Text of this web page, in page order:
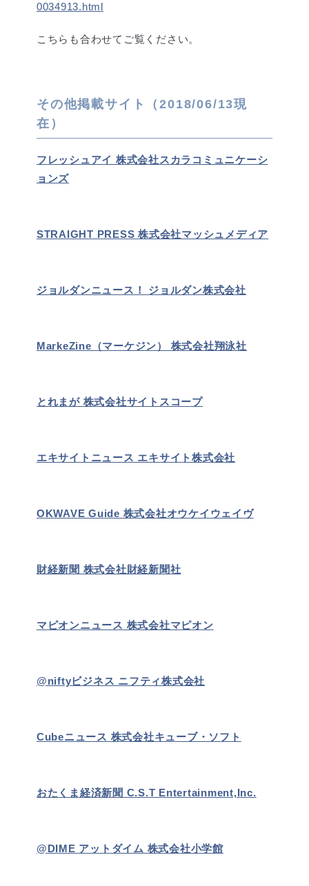
0034913.html
こちらも合わせてご覧ください。
その他掲載サイト（2018/06/13現
在）
フレッシュアイ 株式会社スカラコミュニケーシ
ョンズ
STRAIGHT PRESS 株式会社マッシュメディア
ジョルダンニュース！ ジョルダン株式会社
MarkeZine（マーケジン） 株式会社翔泳社
とれまが 株式会社サイトスコープ
エキサイトニュース エキサイト株式会社
OKWAVE Guide 株式会社オウケイウェイヴ
財経新聞 株式会社財経新聞社
マピオンニュース 株式会社マピオン
@niftyビジネス ニフティ株式会社
Cubeニュース 株式会社キューブ・ソフト
おたくま経済新聞 C.S.T Entertainment,Inc.
@DIME アットダイム 株式会社小学館